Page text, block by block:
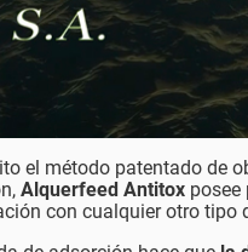
el método patentado de
Alquerfeed Antitox posee
con cualquier otro tipo